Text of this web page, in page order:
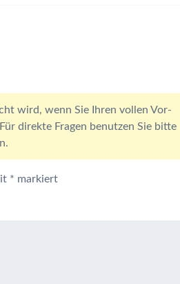
wird, wenn Sie Ihren vollen Vor-
direkte Fragen benutzen Sie bitte
* markiert